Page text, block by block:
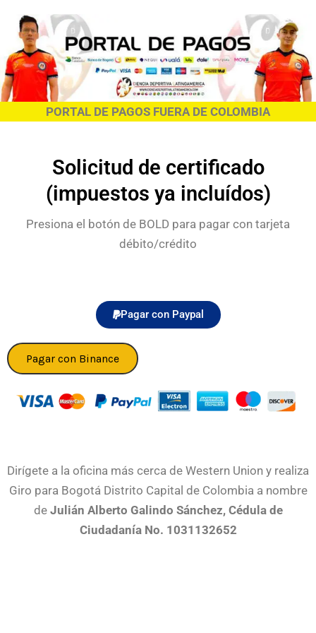
contenido
PORTAL DE PAGOS FUERA DE COLOMBIA
Solicitud de certificado
(impuestos ya incluídos)
Presiona el botón de BOLD para pagar con tarjeta
débito/crédito
Pagar con Paypal
Pagar con Binance
Dirígete a la oficina más cerca de Western Union y realiza
Giro para Bogotá Distrito Capital de Colombia a nombre
de Julián Alberto Galindo Sánchez, Cédula de
Ciudadanía No. 1031132652